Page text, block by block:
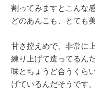
割ってみますとこんな
どのあんこも、とても
甘さ控えめで、非常に
練り上げて造ってるん
味とちょうど合うくら
げているんだそうです。